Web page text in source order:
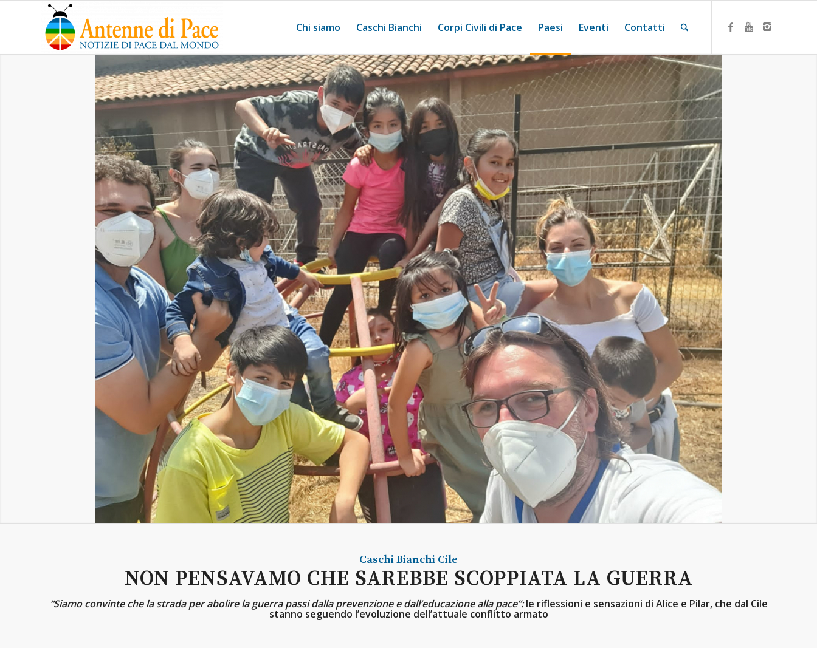
Chi siamo Caschi Bianchi Corpi Civili di Pace Paesi Eventi Contatti
Caschi Bianchi Cile
NON PENSAVAMO CHE SAREBBE SCOPPIATA LA GUERRA
“Siamo convinte che la strada per abolire la guerra passi dalla prevenzione e dall’educazione alla pace”:le riflessioni e sensazioni di Alice e Pilar, che dal Cile
stanno seguendo l’evoluzione dell’attuale conflitto armato